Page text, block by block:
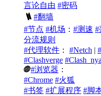
言论自由 #密码
🪜 #翻墙
#节点 #机场 ： #测速 #
分流规则
#代理软件 ： #Netch |
#Clashverge
🌐 #浏览器 ：
#Chrome #火狐
#书签 #扩展程序 #脚